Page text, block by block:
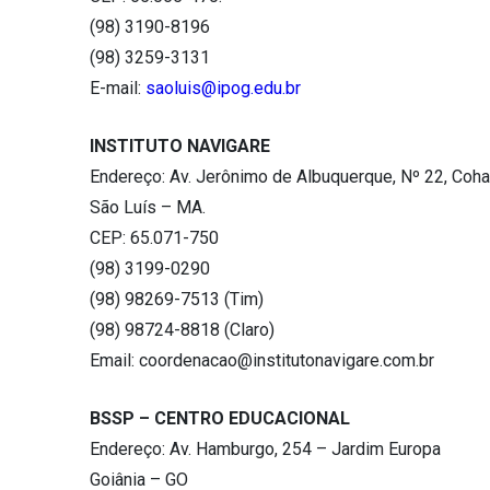
(98) 3190-8196
(98) 3259-3131
E-mail: saoluis@ipog.edu.br
INSTITUTO NAVIGARE
Endereço: Av. Jerônimo de Albuquerque, Nº 22,
São Luís – MA.
CEP: 65.071-750
(98) 3199-0290
(98) 98269-7513 (Tim)
(98) 98724-8818 (Claro)
Email: coordenacao@institutonavigare.com.br
BSSP – CENTRO EDUCACIONAL
Endereço: Av. Hamburgo, 254 – Jardim Europa
Goiânia – GO